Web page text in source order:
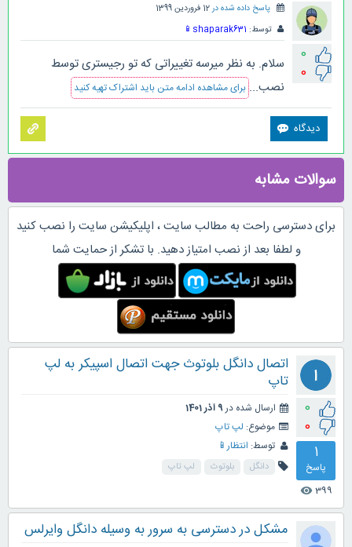
0
0
پاسخ داده شده در12 فروردین 1399
توسط: shaparak631
📱
سلام. به نظر میرسه تغییراتی که تو رجیستری توسط
نصب... برای مشاهده ادامه متن باید اشتراک تهیه کنید
سوالات مشابه
برای دسترسی راحت به مطالب سایت ، اپلیکیشن سایت را نصب کنید
و لطفا بعد از نصب امتیاز دهید. با تشکر از حمایت شما
0
0
1
پاسخ
399
visibility
اتصال دانگل بلوتوث جهت اتصال اسپیکر به لپ
تاپ
ارسال شده در9 آذر 1401
موضوع: لپ تاپ
توسط: انتظار📱
دانگل بلوتوث لپ تاپ
مشکل در دسترسی به سرور به وسیله دانگل وایرلس